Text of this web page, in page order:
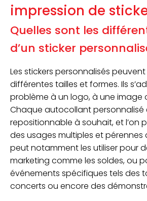
impression de
Quelles sont les
d’un sticker
Les stickers personnalisés
différentes tailles et formes. Ils
problème à un logo, à une image
Chaque autocollant personnalisé
repositionnable à souhait, et l’on
des usages multiples et pérennes
peut notamment les utiliser pour
marketing comme les soldes, ou
événements spécifiques tels des
concerts ou encore des